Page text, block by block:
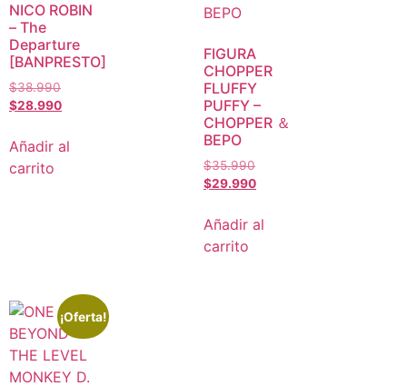
NICO ROBIN
– The
Departure
[BANPRESTO]
$38.990
$28.990
Añadir al
carrito
FIGURA
CHOPPER
FLUFFY
PUFFY –
CHOPPER ＆
BEPO
$35.990
$29.990
Añadir al
carrito
¡Oferta!